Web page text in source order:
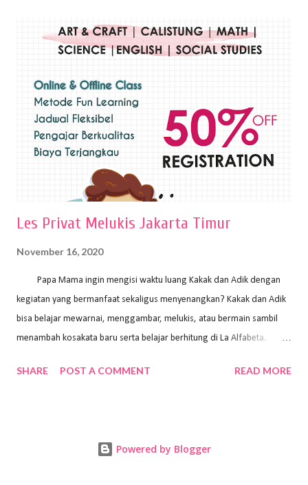
menggunakan bahan dasar cat air, cat akrilik, atau cat minyak dengan
sapuan warna cat yang tebal. Dengan memberikan sapuan warna
pelukis untuk menghasilkan lukisan yang mempesona dan tentunya
bernilai tinggi. Ciri teknik plakat Ciri-ciri teknik plakat, yaitu: Sapuan
warna yang kental dan tebal. Hasil lukisan menutupi seluruh bagian
medianya Mem...
Les Privat Melukis Jakarta Timur
November 16, 2020
Papa Mama ingin mengisi waktu luang Kakak dan Adik dengan
kegiatan yang bermanfaat sekaligus menyenangkan? Kakak dan Adik
bisa belajar mewarnai, menggambar, melukis, atau bermain sambil
menambah kosakata baru serta belajar berhitung di La Alfabeta.
kok untuk mengajar dengan metode yang fun, La Alfabeta
Alfabeta. ⁣⁣⁣⁣Ada pilihan online class maupun offline class lho! Cek
SHARE POST A COMMENT READ MORE
Powered by Blogger